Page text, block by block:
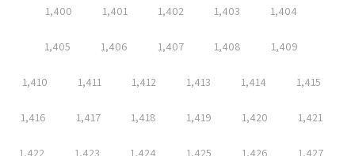
1,400 1,401 1,402 1,403 1,404
1,405 1,406 1,407 1,408 1,409
1,410 1,411 1,412 1,413 1,414 1,415
1,416 1,417 1,418 1,419 1,420 1,421
1,422 1,423 1,424 1,425 1,426 1,427